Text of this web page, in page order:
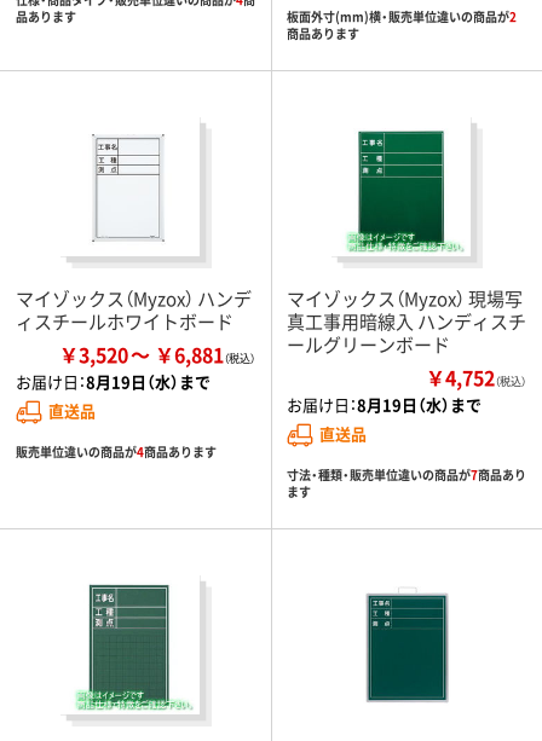
品あります
板面外寸(mm)横・販売単位違いの商品が2
商品あります
マイゾックス（Myzox） ハンデ
ィスチールホワイトボード
￥3,520 ￥6,881
お届け日：8月19日（水）まで
直送品
販売単位違いの商品が4商品あります
マイゾックス（Myzox） 現場写
真工事用暗線入 ハンディスチ
ールグリーンボード
￥4,752（税込）
お届け日：8月19日（水）まで
直送品
寸法・種類・販売単位違いの商品が7商品あり
ます